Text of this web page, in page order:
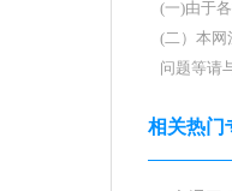
(一)由于
(二）本网
问题等请
相关热门